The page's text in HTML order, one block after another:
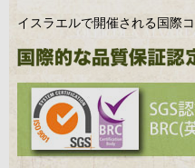
イスラエルで開催される国際